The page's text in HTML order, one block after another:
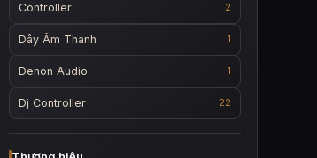
Controller 2
Dây Âm Thanh 1
Denon Audio 1
Dj Controller 22